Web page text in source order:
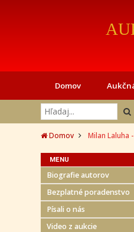
Domov
Domov Milan Laluha
MENU
Biografie autorov
Bezplatné poradenstvo
Písali o nás
Video z aukcie